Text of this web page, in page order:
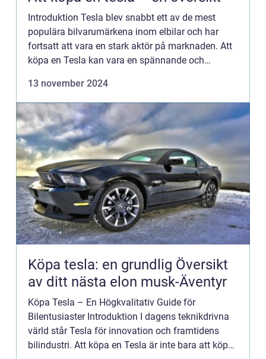
Introduktion Tesla blev snabbt ett av de mest
populära bilvarumärkena inom elbilar och har
fortsatt att vara en stark aktör på marknaden. Att
köpa en Tesla kan vara en spännande och
artikeln kommer v...
13 november 2024
Köpa tesla: en grundlig Översikt
av ditt nästa elon musk-Äventyr
Köpa Tesla – En Högkvalitativ Guide för
Bilentusiaster Introduktion I dagens teknikdrivna
värld står Tesla för innovation och framtidens
bilindustri. Att köpa en Tesla är inte bara att köpa